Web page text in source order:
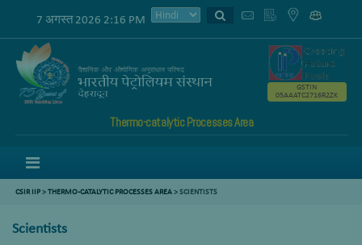
7 अगस्त 2026 2:16 PM
Thermo-catalytic Processes Area
GSTIN
05AAATC2716R2ZK
CSIR IIP>THERMO-CATALYTIC PROCESSES AREA>SCIENTISTS
Scientists